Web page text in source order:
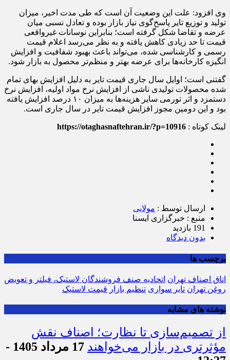
وی افزود: علت این وضعیت آن است که طی مدت اخیر، میزان
تولید و توزیع تایر پاسخ‌گوی نیاز بازار بوده و تعادل نسبی میان
عرضه و تقاضا شکل گرفته است؛ بنابراین نوسانات غیرواقعی
قیمت تا حد زیادی کاهش یافته و به نظر می‌رسد اعلام قیمت
رسمی و کارشناسی شده، می‌تواند باعث بهبود شفافیت و افزایش
انگیزه کارخانه‌ها برای عرضه بهتر و منظم‌تر محصول به بازار شود.
گفتنی است؛ اوایل سال جاری قیمت تایر به دلیل افزایش بهای تمام
شده محصولات تولیدی ناشی از افزایش نرخ مواد اولیه، افزایش نرخ
دستمزد و اثر تورمی سایر هزینه‌ها به میزان ۱۰ درصد افزایش یافته
بود و این دومین مجوز افزایش قیمت تایر در سال جاری است.
لینک کوتاه : https://otaghasnaftehran.ir/?p=10916
ارسال توسط : مولایی
منبع : خبرگزاری ایسنا
191 بازدید
بدون دیدگاه
برچسب ها
اتاق اصناف تهران اتحادیه صنف فروشندگان لاستیک، فیلتر و تعویض
روغن تهران تایر سواری تنظیم بازار قیمت لاستیک
نوشته های مشابه
از تصمیم‌سازی تا نظارت؛ اصناف نقش
مؤثرتری در بازار می‌خواهند
17 مرداد 1405 -